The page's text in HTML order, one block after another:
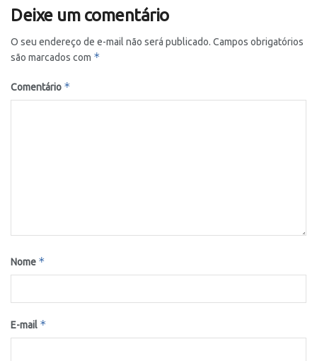
Deixe um comentário
O seu endereço de e-mail não será publicado. Campos obrigatórios
são marcados com *
Comentário *
Nome *
E-mail *